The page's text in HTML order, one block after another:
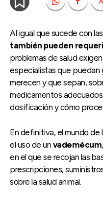
Al igual que sucede con
también pueden
problemas de salud
especialistas que puedan
merecen y que sepan,
medicamentos
dosificación y cómo
En definitiva, el mundo
el uso de unvademécum
en el que se recojan las
prescripciones,
sobre la salud animal.